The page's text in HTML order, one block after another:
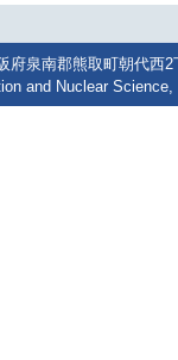
泉南郡熊取町朝代西
and Nuclear